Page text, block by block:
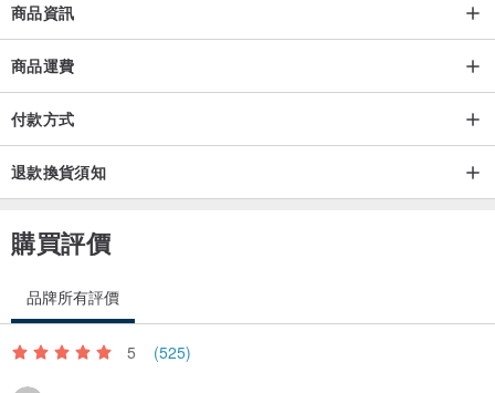
商品資訊
商品運費
付款方式
退款換貨須知
購買評價
品牌所有評價
5 (525)